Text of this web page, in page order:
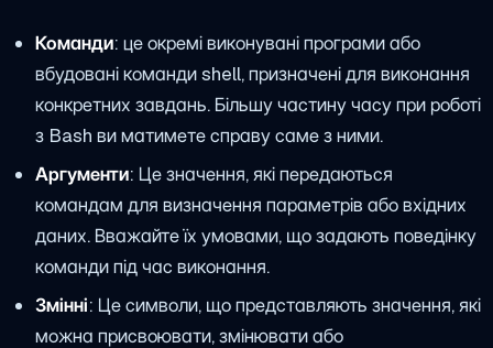
Команди: це окремі виконувані програми або
вбудовані команди shell, призначені для виконання
конкретних завдань. Більшу частину часу при роботі
з Bash ви матимете справу саме з ними.
Аргументи: Це значення, які передаються
командам для визначення параметрів або вхідних
даних. Вважайте їх умовами, що задають поведінку
команди під час виконання.
Змінні: Це символи, що представляють значення, які
можна присвоювати, змінювати або